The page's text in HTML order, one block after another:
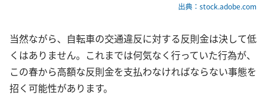
出典：stock.adobe.com
当然ながら、自転車の交通違反に対する反則金は決して低
くはありません。これまでは何気なく行っていた行為が、
この春から高額な反則金を支払わなければならない事態を
招く可能性があります。